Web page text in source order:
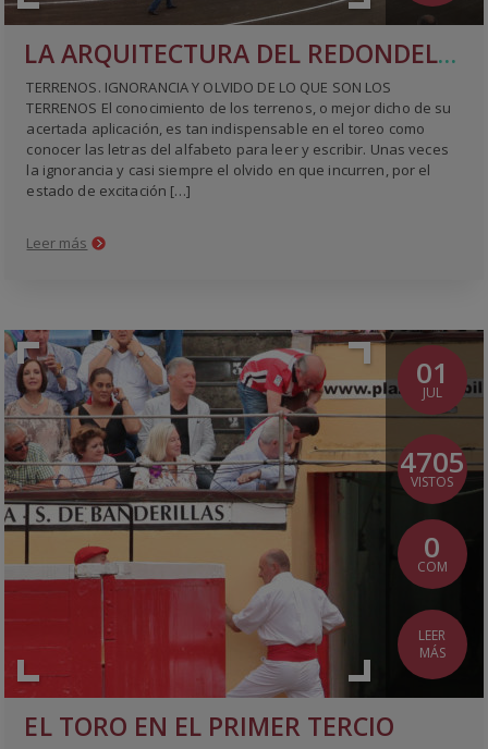
LA ARQUITECTURA DEL REDONDEL-SABER ESTAR EN LA PLAZA
TERRENOS. IGNORANCIA Y OLVIDO DE LO QUE SON LOS
TERRENOS El conocimiento de los terrenos, o mejor dicho de su
acertada aplicación, es tan indispensable en el toreo como
conocer las letras del alfabeto para leer y escribir. Unas veces
la ignorancia y casi siempre el olvido en que incurren, por el
estado de excitación […]
Leer más
01
JUL
4705
VISTOS
0
COM
LEER
MÁS
EL TORO EN EL PRIMER TERCIO